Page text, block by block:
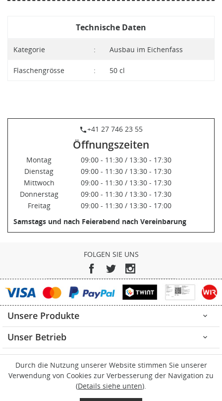
Technische Daten
Kategorie : Ausbau im Eichenfass
Flaschengrösse : 50 cl
phone+41 27 746 23 55
Öffnungszeiten
Montag
09:00 - 11:30 / 13:30 - 17:30
Dienstag
09:00 - 11:30 / 13:30 - 17:30
Mittwoch
09:00 - 11:30 / 13:30 - 17:30
Donnerstag
09:00 - 11:30 / 13:30 - 17:30
Freitag
09:00 - 11:30 / 13:30 - 17:00
Samstags und nach Feierabend nach Vereinbarung
FOLGEN SIE UNS
Facebook
TwitterInstagram
Unsere Produkte 
Unser Betrieb 
Ihr Konto
Kontakt 
Durch die Nutzung unserer Website stimmen Sie unserer
Verwendung von Cookies zur Verbesserung der Navigation zu
(Details siehe unten).